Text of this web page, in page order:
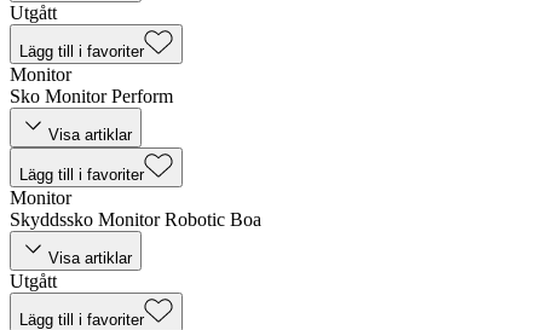
Utgått
Lägg till i favoriter
Monitor
Sko Monitor Perform
Visa artiklar
Lägg till i favoriter
Monitor
Skyddssko Monitor Robotic Boa
Visa artiklar
Utgått
Lägg till i favoriter